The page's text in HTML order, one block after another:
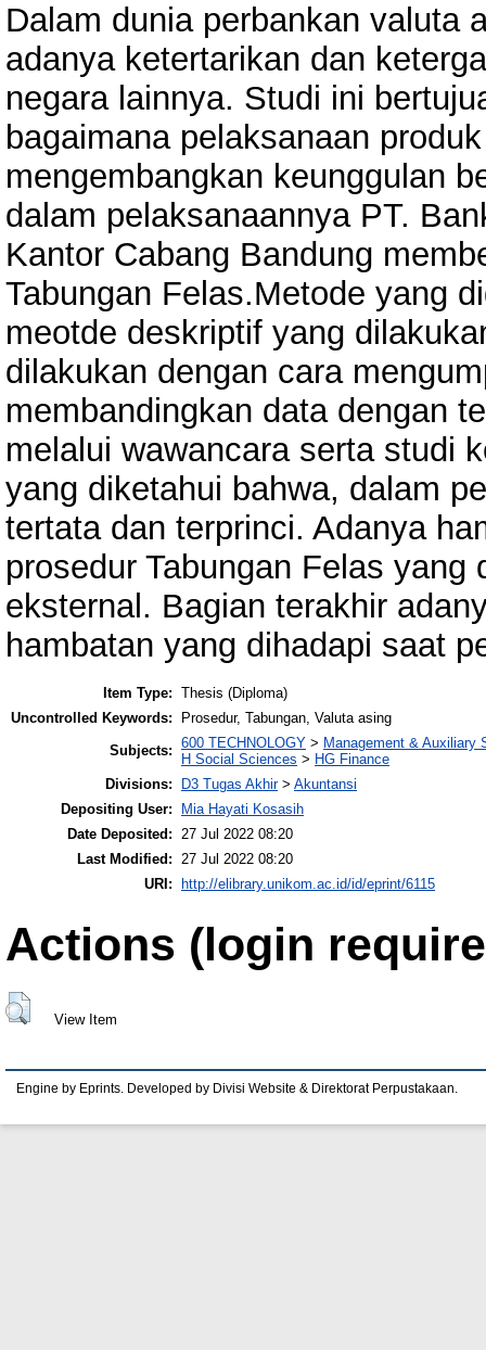
Dalam dunia perbankan valuta
adanya ketertarikan dan
negara lainnya. Studi ini
bagaimana pelaksanaan
mengembangkan keunggulan
dalam pelaksanaannya PT.
Kantor Cabang Bandung
Tabungan Felas.Metode yang
meotde deskriptif yang
dilakukan dengan cara
membandingkan data dengan
melalui wawancara serta studi
yang diketahui bahwa, dalam
tertata dan terprinci. Adanya
prosedur Tabungan Felas
eksternal. Bagian terakhir
hambatan yang dihadapi saat
Item Type: Thesis (Diploma)
Uncontrolled Keywords:
Prosedur, Tabungan, Valuta asing
Subjects: 600 TECHNOLOGY > Management & Auxiliary
H Social Sciences > HG Finance
Divisions:
D3 Tugas Akhir> Akuntansi
Depositing User:
Mia Hayati Kosasih
Date Deposited:
27 Jul 2022 08:20
Last Modified:
27 Jul 2022 08:20
URI:
http://elibrary.unikom.ac.id/id/eprint/6115
Actions (login
View Item
Engine by Eprints. Developed by Divisi Website & Direktorat Perpustakaan.